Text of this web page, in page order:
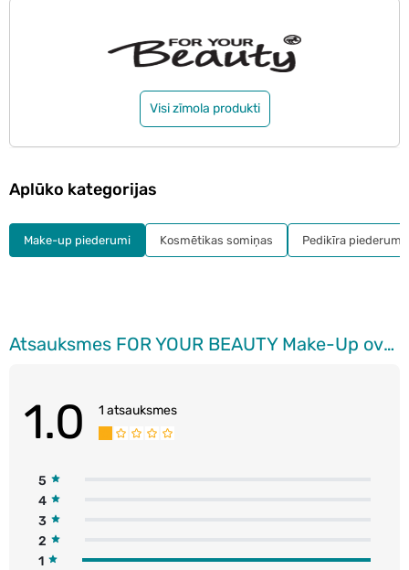
Visi zīmola produkti
Atsauksmes FOR YOUR BEAUTY Make-Up ovālais grima sūklis, 2gab
1.0 1 atsauksmes
5
4
3
2
1
Aplūko kategorijas
Make-up piederumi Kosmētikas somiņas Pedikīra piederumi